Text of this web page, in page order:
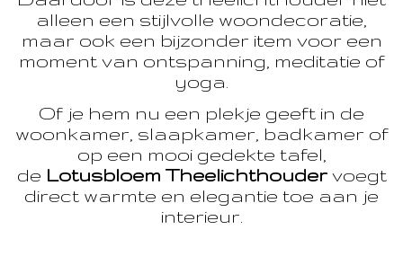
alleen een stijlvolle woondecoratie,
maar ook een bijzonder item voor een
moment van ontspanning, meditatie of
yoga.
Of je hem nu een plekje geeft in de
woonkamer, slaapkamer, badkamer of
op een mooi gedekte tafel,
de Lotusbloem Theelichthoudervoegt
direct warmte en elegantie toe aan je
interieur.